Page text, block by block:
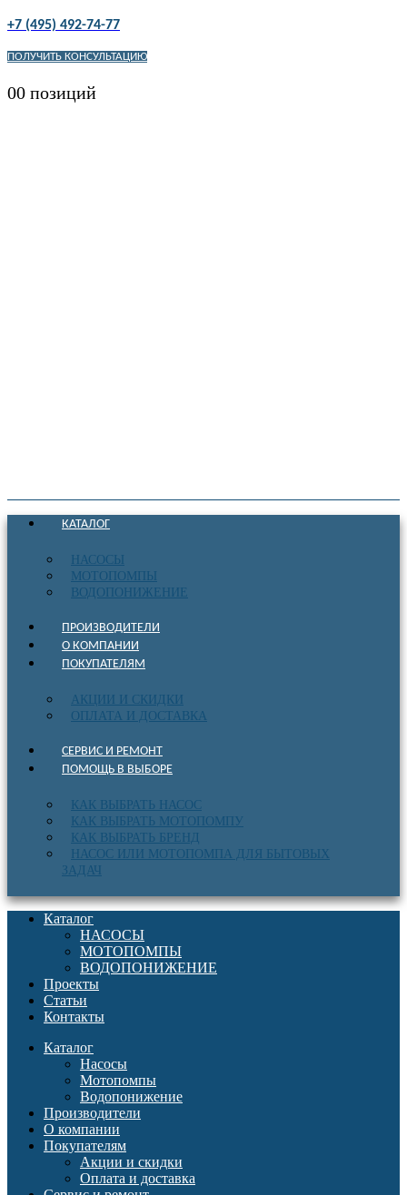
+7 (495) 492-74-77
ПОЛУЧИТЬ КОНСУЛЬТАЦИЮ
00 позиций
КАТАЛОГ
НАСОСЫ
МОТОПОМПЫ
ВОДОПОНИЖЕНИЕ
ПРОИЗВОДИТЕЛИ
О КОМПАНИИ
ПОКУПАТЕЛЯМ
АКЦИИ И СКИДКИ
ОПЛАТА И ДОСТАВКА
СЕРВИС И РЕМОНТ
ПОМОЩЬ В ВЫБОРЕ
КАК ВЫБРАТЬ НАСОС
КАК ВЫБРАТЬ МОТОПОМПУ
КАК ВЫБРАТЬ БРЕНД
НАСОС ИЛИ МОТОПОМПА ДЛЯ БЫТОВЫХ
ЗАДАЧ
Каталог
НАСОСЫ
МОТОПОМПЫ
ВОДОПОНИЖЕНИЕ
Проекты
Статьи
Контакты
Каталог
Насосы
Мотопомпы
Водопонижение
Производители
О компании
Покупателям
Акции и скидки
Оплата и доставка